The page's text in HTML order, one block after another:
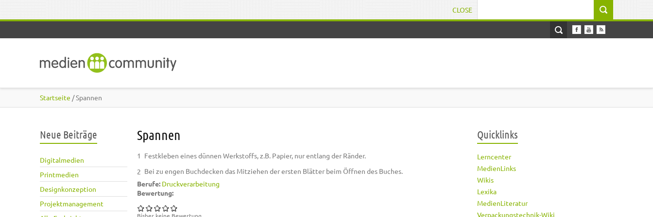
CLOSE
Startseite / Spannen
Neue Beiträge
Digitalmedien
Printmedien
Designkonzeption
Projektmanagement
Spannen
Festkleben eines dünnen Werkstoffs, z.B. Papier, nur entlang der Ränder.
Bei zu engen Buchdecken das Mitziehen der ersten Blätter beim Öffnen des Buches.
Berufe: Druckverarbeitung
Bewertung:
Bisher keine Bewertung
Quicklinks
Lerncenter
MedienLinks
Wikis
Lexika
MedienLiteratur
Verpackungstechnik-Wiki